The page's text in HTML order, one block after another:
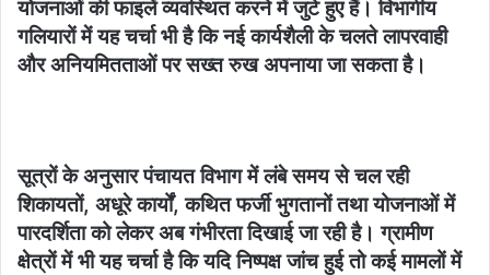
योजनाओं की फाइलें व्यवस्थित करने में जुटे हुए हैं। विभागीय
गलियारों में यह चर्चा भी है कि नई कार्यशैली के चलते लापरवाही
और अनियमितताओं पर सख्त रुख अपनाया जा सकता है।
सूत्रों के अनुसार पंचायत विभाग में लंबे समय से चल रही
शिकायतों, अधूरे कार्यों, कथित फर्जी भुगतानों तथा योजनाओं में
पारदर्शिता को लेकर अब गंभीरता दिखाई जा रही है। ग्रामीण
क्षेत्रों में भी यह चर्चा है कि यदि निष्पक्ष जांच हुई तो कई मामलों में